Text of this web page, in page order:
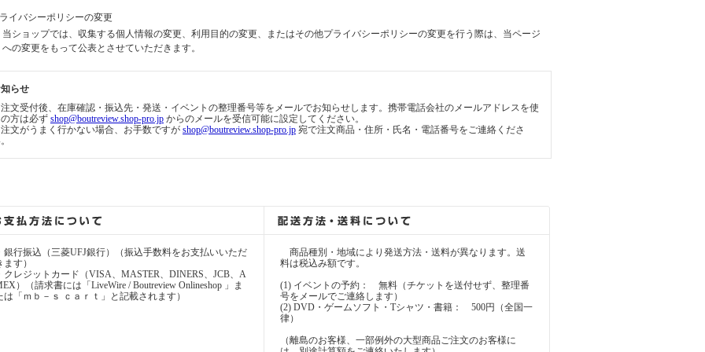
イバシーポリシーの変更
当ショップでは、収集する個人情報の変更、利用目的の変更、またはその他プライバシーポリシーの変更を行う際は、当ページ
への変更をもって公表とさせていただきます。
らせ
文受付後、在庫確認・振込先・発送・イベントの整理番号等をメールでお知らせします。携帯電話会社のメールアドレスを使
方は必ず shop@boutreview.shop-pro.jp からのメールを受信可能に設定してください。
文がうまく行かない場合、お手数ですが shop@boutreview.shop-pro.jp 宛で注文商品・住所・氏名・電話番号をご連絡くださ
銀行振込（三菱UFJ銀行）（振込手数料をお支払いいただ
ます）
クレジットカード（VISA、MASTER、DINERS、JCB、A
）（請求書には「LiveWire / Boutreview Onlineshop 」ま
は「ｍｂ－ｓ ｃａｒｔ」と記載されます）
商品種別・地域により発送方法・送料が異なります。送
料は税込み額です。
(1) イベントの予約： 無料（チケットを送付せず、整理番
号をメールでご連絡します）
(2) DVD・ゲームソフト・Tシャツ・書籍： 500円（全国一
律）
（離島のお客様、一部例外の大型商品ご注文のお客様に